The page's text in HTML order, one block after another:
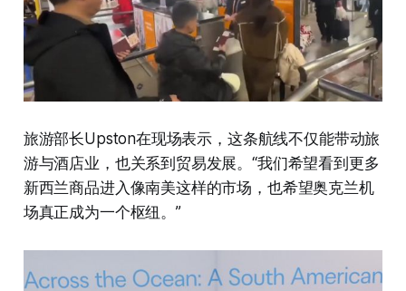
旅游部长Upston在现场表示，这条航线不仅能带动旅
游与酒店业，也关系到贸易发展。“我们希望看到更多
新西兰商品进入像南美这样的市场，也希望奥克兰机
场真正成为一个枢纽。”